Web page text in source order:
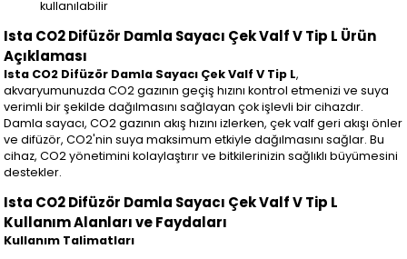
kullanılabilir
Ista CO2 Difüzör Damla Sayacı Çek Valf V Tip L Ürün
Açıklaması
Ista CO2 Difüzör Damla Sayacı Çek Valf V Tip L,
akvaryumunuzda CO2 gazının geçiş hızını kontrol etmenizi ve suya
verimli bir şekilde dağılmasını sağlayan çok işlevli bir cihazdır.
Damla sayacı, CO2 gazının akış hızını izlerken, çek valf geri akışı önler
ve difüzör, CO2'nin suya maksimum etkiyle dağılmasını sağlar. Bu
cihaz, CO2 yönetimini kolaylaştırır ve bitkilerinizin sağlıklı büyümesini
destekler.
Ista CO2 Difüzör Damla Sayacı Çek Valf V Tip L
Kullanım Alanları ve Faydaları
Kullanım Talimatları